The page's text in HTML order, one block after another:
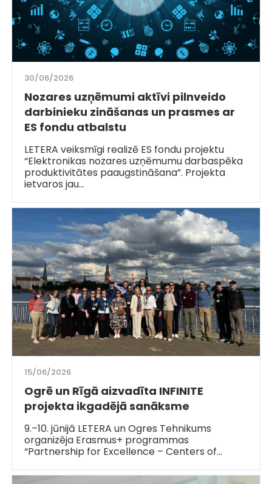
30/06/2026
Nozares uzņēmumi aktīvi pilnveido
darbinieku zināšanas un prasmes ar
ES fondu atbalstu
LETERA veiksmīgi realizē ES fondu projektu
“Elektronikas nozares uzņēmumu darbaspēka
produktivitātes paaugstināšana”. Projekta
ietvaros jau…
15/06/2026
Ogrē un Rīgā aizvadīta INFINITE
projekta ikgadējā sanāksme
9.–10. jūnijā LETERA un Ogres Tehnikums
organizēja Erasmus+ programmas
“Partnership for Excellence – Centers of…